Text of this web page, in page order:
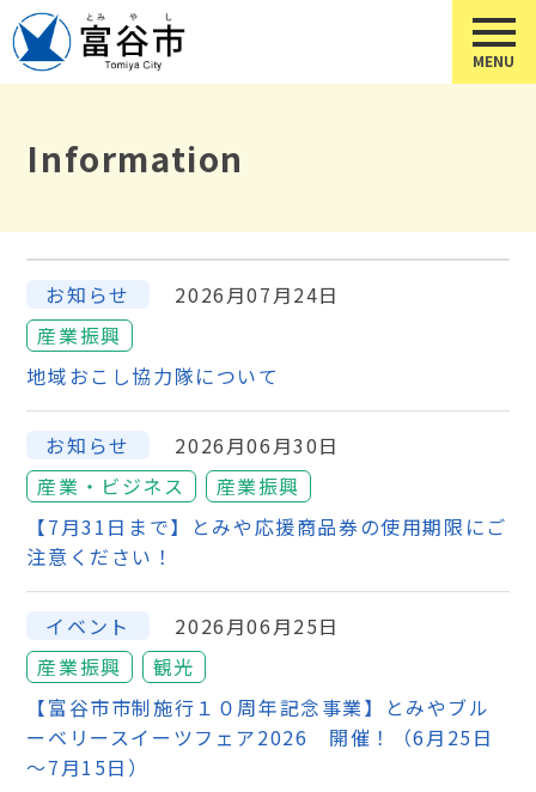
Information
お知らせ
2026月07月24日
産業振興
地域おこし協力隊について
お知らせ
2026月06月30日
産業・ビジネス
産業振興
【7月31日まで】とみや応援商品券の使用期限にご
注意ください！
イベント
2026月06月25日
産業振興
観光
【富谷市市制施行１０周年記念事業】とみやブル
ーベリースイーツフェア2026 開催！（6月25日
～7月15日）